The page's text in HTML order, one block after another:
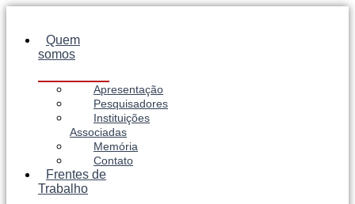
conteúdo
Quem
somos
Apresentação
Pesquisadores
Instituições
Associadas
Memória
Contato
Frentes de
Trabalho